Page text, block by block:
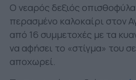
Ο νεαρός δεξιός
περασμένο καλοκαίρι στον
από 16 συμμετοχές με τα
να αφήσει το «στίγμα» του
αποχωρεί.